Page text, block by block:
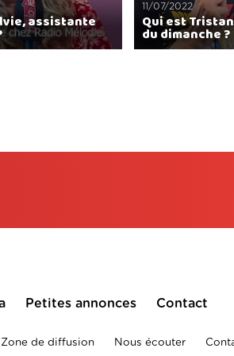
assistante
11/07/2022
Qui est
du dimanche ?
Petites annonces Contact
Zone de diffusion Nous écouter